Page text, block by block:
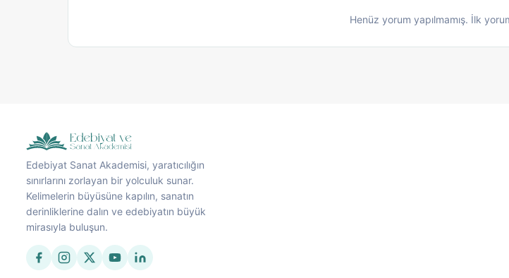
Henüz yorum yapılmamış. İlk
Edebiyat Sanat Akademisi, yaratıcılığın
sınırlarını zorlayan bir yolculuk sunar.
Kelimelerin büyüsüne kapılın, sanatın
derinliklerine dalın ve edebiyatın büyük
mirasıyla buluşun.